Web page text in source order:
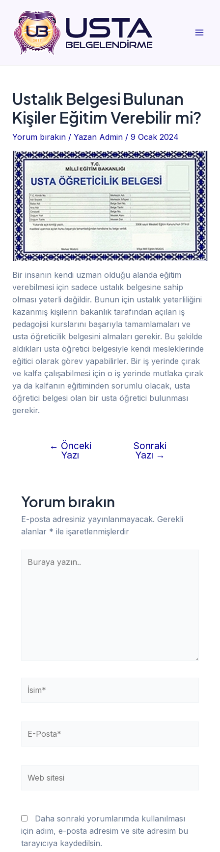
Ustalık Belgesi Bulunan
Kişiler Eğitim Verebilir mi?
Yorum bırakın / Yazan Admin / 9 Ocak 2024
Bir insanın kendi uzman olduğu alanda eğitim
verebilmesi için sadece ustalık belgesine sahip
olması yeterli değildir. Bunun için ustalık yeterliliğini
kazanmış kişilerin bakanlık tarafından açılan iş
pedagojisi kurslarını başarıyla tamamlamaları ve
usta öğreticilik belgesini almaları gerekir. Bu şekilde
aldıkları usta öğretici belgesiyle kendi mesleklerinde
eğitici olarak görev yapabilirler. Bir iş yerinde çırak
ve kalfa çalışabilmesi için o iş yerinde mutlaka çırak
ya da kalfanın eğitiminden sorumlu olacak, usta
öğretici belgesi olan bir usta öğretici bulunması
gerekir.
gezinmesi
← Önceki
Yazı
Sonraki
Yazı →
Yorum bırakın
E-posta adresiniz yayınlanmayacak. Gerekli
alanlar * ile işaretlenmişlerdir
yazın..
Posta*
sitesi
Daha sonraki yorumlarımda kullanılması
için adım, e-posta adresim ve site adresim bu
tarayıcıya kaydedilsin.